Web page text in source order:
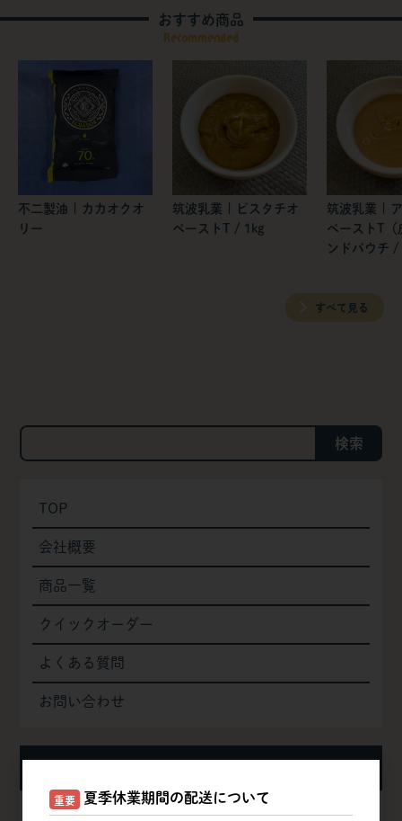
おすすめ商品
Recommended
不二製油 | カカオクオ
リー
筑波乳業 | ピスタチオ
ペーストT / 1kg
筑波乳業 |
ペーストT（
ンドパウチ /
すべて見る
検索
TOP
会社概要
商品一覧
クイックオーダー
よくある質問
お問い合わせ
夏季休業期間の配送について
重要 夏季休業期間の配送について